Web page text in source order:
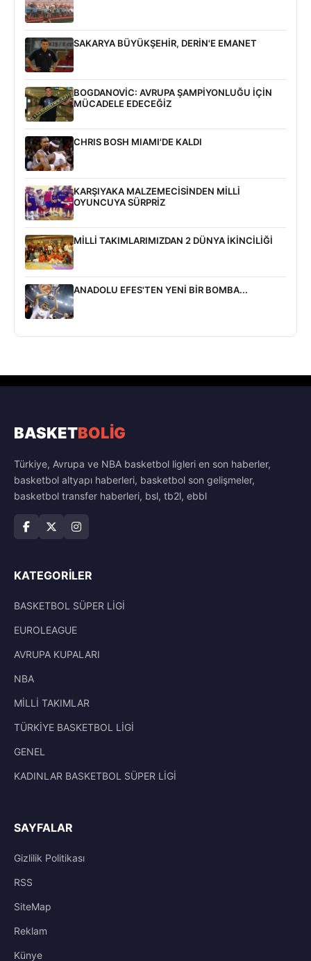
SAKARYA BÜYÜKŞEHİR, DERİN'E EMANET
BOGDANOVİC: AVRUPA ŞAMPİYONLUĞU İÇİN
MÜCADELE EDECEĞİZ
CHRIS BOSH MIAMI'DE KALDI
KARŞIYAKA MALZEMECİSİNDEN MİLLİ
OYUNCUYA SÜRPRİZ
MİLLİ TAKIMLARIMIZDAN 2 DÜNYA İKİNCİLİĞİ
ANADOLU EFES'TEN YENİ BİR BOMBA...
BASKETBOLİG
Türkiye, Avrupa ve NBA basketbol ligleri en son haberler,
basketbol altyapı haberleri, basketbol son gelişmeler,
basketbol transfer haberleri, bsl, tb2l, ebbl
KATEGORILER
BASKETBOL SÜPER LİGİ
EUROLEAGUE
AVRUPA KUPALARI
NBA
MİLLİ TAKIMLAR
TÜRKİYE BASKETBOL LİGİ
GENEL
KADINLAR BASKETBOL SÜPER LİGİ
SAYFALAR
Gizlilik Politikası
RSS
SiteMap
Reklam
Künye